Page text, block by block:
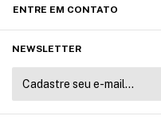
ENTRE EM CONTATO
NEWSLETTER